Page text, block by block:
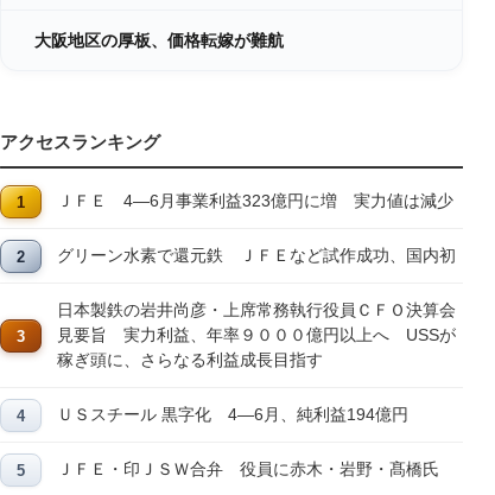
大阪地区の厚板、価格転嫁が難航
アクセスランキング
ＪＦＥ 4―6月事業利益323億円に増 実力値は減少
グリーン水素で還元鉄 ＪＦＥなど試作成功、国内初
日本製鉄の岩井尚彦・上席常務執行役員ＣＦＯ決算会
見要旨 実力利益、年率９０００億円以上へ USSが
稼ぎ頭に、さらなる利益成長目指す
ＵＳスチール 黒字化 4―6月、純利益194億円
ＪＦＥ・印ＪＳＷ合弁 役員に赤木・岩野・髙橋氏